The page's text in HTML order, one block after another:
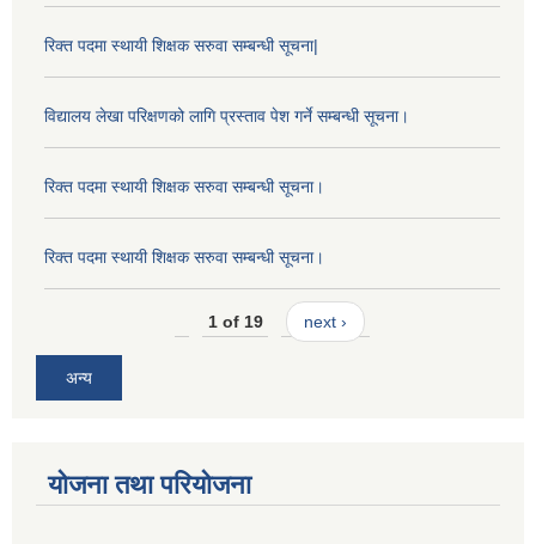
रिक्त पदमा स्थायी शिक्षक सरुवा सम्बन्धी सूचना|
विद्यालय लेखा परिक्षणको लागि प्रस्ताव पेश गर्ने सम्बन्धी सूचना।
रिक्त पदमा स्थायी शिक्षक सरुवा सम्बन्धी सूचना।
रिक्त पदमा स्थायी शिक्षक सरुवा सम्बन्धी सूचना।
1 of 19 next ›
अन्य
योजना तथा परियोजना